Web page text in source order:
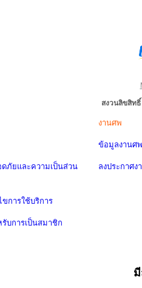
สงวนลิขสิท
ภัยและความเป็นส่วน
ขการใช้บริการ
บการเป็นสมาชิก
งานศพ
ข้อมูลงานศพ
ลงประกาศง